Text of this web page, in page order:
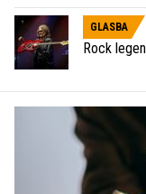
GLASBA
Rock